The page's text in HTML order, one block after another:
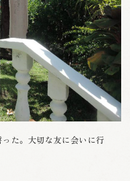
た。大切な友に会いに行